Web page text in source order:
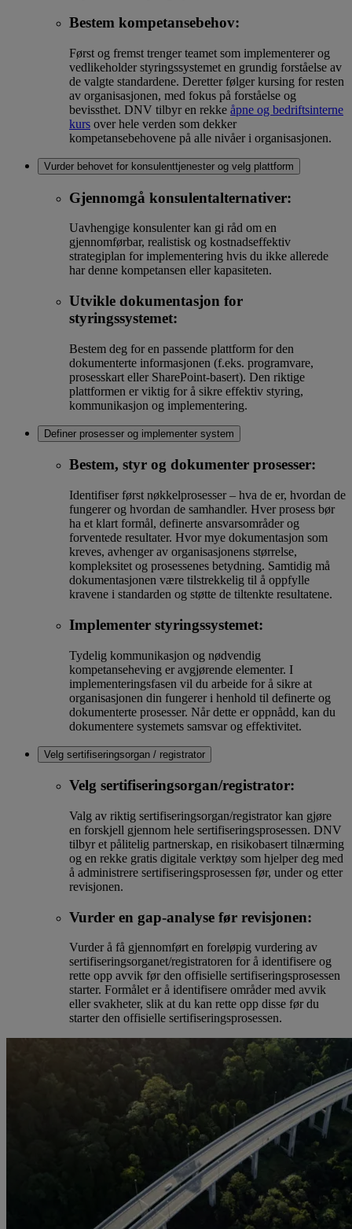
Bestem kompetansebehov:
Først og fremst trenger teamet som implementerer og
vedlikeholder styringssystemet en grundig forståelse av
de valgte standardene. Deretter følger kursing for resten
av organisasjonen, med fokus på forståelse og
bevissthet. DNV tilbyr en rekke åpne og bedriftsinterne
kurs over hele verden som dekker
kompetansebehovene på alle nivåer i organisasjonen.
Vurder behovet for konsulenttjenester og velg plattform
Gjennomgå konsulentalternativer:
Uavhengige konsulenter kan gi råd om en
gjennomførbar, realistisk og kostnadseffektiv
strategiplan for implementering hvis du ikke allerede
har denne kompetansen eller kapasiteten.
Utvikle dokumentasjon for
styringssystemet:
Bestem deg for en passende plattform for den
dokumenterte informasjonen (f.eks. programvare,
prosesskart eller SharePoint-basert). Den riktige
plattformen er viktig for å sikre effektiv styring,
kommunikasjon og implementering.
Definer prosesser og implementer system
Bestem, styr og dokumenter prosesser:
Identifiser først nøkkelprosesser – hva de er, hvordan de
fungerer og hvordan de samhandler. Hver prosess bør
ha et klart formål, definerte ansvarsområder og
forventede resultater. Hvor mye dokumentasjon som
kreves, avhenger av organisasjonens størrelse,
kompleksitet og prosessenes betydning. Samtidig må
dokumentasjonen være tilstrekkelig til å oppfylle
kravene i standarden og støtte de tiltenkte resultatene.
Implementer styringssystemet:
Tydelig kommunikasjon og nødvendig
kompetanseheving er avgjørende elementer. I
implementeringsfasen vil du arbeide for å sikre at
organisasjonen din fungerer i henhold til definerte og
dokumenterte prosesser. Når dette er oppnådd, kan du
dokumentere systemets samsvar og effektivitet.
Velg sertifiseringsorgan / registrator
Velg sertifiseringsorgan/registrator:
Valg av riktig sertifiseringsorgan/registrator kan gjøre
en forskjell gjennom hele sertifiseringsprosessen. DNV
tilbyr et pålitelig partnerskap, en risikobasert tilnærming
og en rekke gratis digitale verktøy som hjelper deg med
å administrere sertifiseringsprosessen før, under og etter
revisjonen.
Vurder en gap-analyse før revisjonen:
Vurder å få gjennomført en foreløpig vurdering av
sertifiseringsorganet/registratoren for å identifisere og
rette opp avvik før den offisielle sertifiseringsprosessen
starter. Formålet er å identifisere områder med avvik
eller svakheter, slik at du kan rette opp disse før du
starter den offisielle sertifiseringsprosessen.